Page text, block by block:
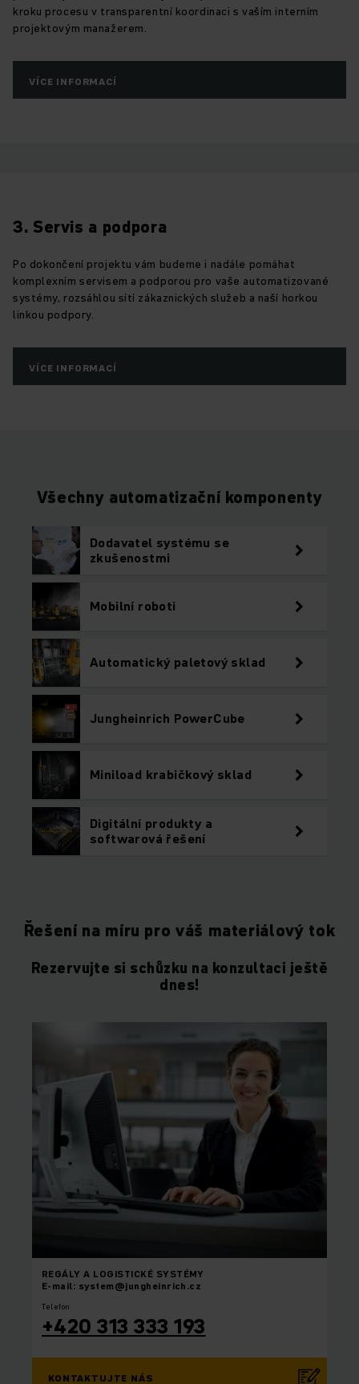
kroku procesu v transparentní koordinaci s vaším interním
projektovým manažerem.
VÍCE INFORMACÍ
3. Servis a podpora
Po dokončení projektu vám budeme i nadále pomáhat
komplexním servisem a podporou pro vaše automatizované
systémy, rozsáhlou sítí zákaznických služeb a naší horkou
linkou podpory.
VÍCE INFORMACÍ
Všechny automatizační komponenty
Dodavatel systému se
zkušenostmi
Mobilní roboti
Automatický paletový sklad
Jungheinrich PowerCube
Miniload krabičkový sklad
Digitální produkty a
softwarová řešení
Řešení na míru pro váš materiálový tok
Rezervujte si schůzku na konzultaci ještě
dnes!
REGÁLY A LOGISTICKÉ SYSTÉMY
E-mail: system@jungheinrich.cz
Telefon
+420 313 333 193
KONTAKTUJTE NÁS